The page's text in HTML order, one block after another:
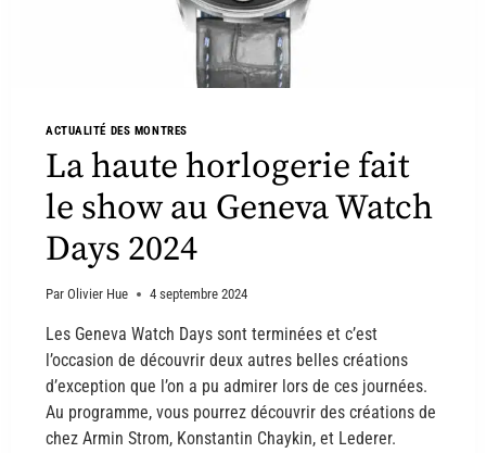
ACTUALITÉ DES MONTRES
La haute horlogerie fait
le show au Geneva Watch
Days 2024
Par Olivier Hue 4 septembre 2024
Les Geneva Watch Days sont terminées et c’est
l’occasion de découvrir deux autres belles créations
d’exception que l’on a pu admirer lors de ces journées.
Au programme, vous pourrez découvrir des créations de
chez Armin Strom, Konstantin Chaykin, et Lederer.